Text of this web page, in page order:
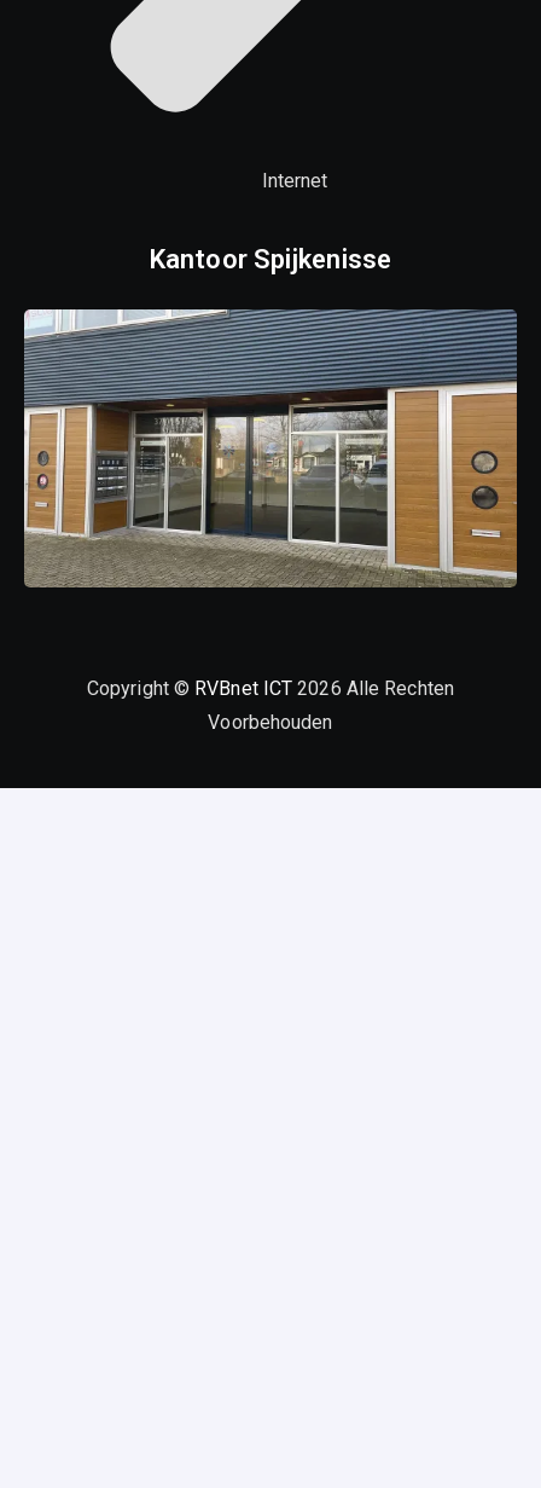
Internet
Kantoor Spijkenisse
Copyright © RVBnet ICT 2026 Alle Rechten
Voorbehouden